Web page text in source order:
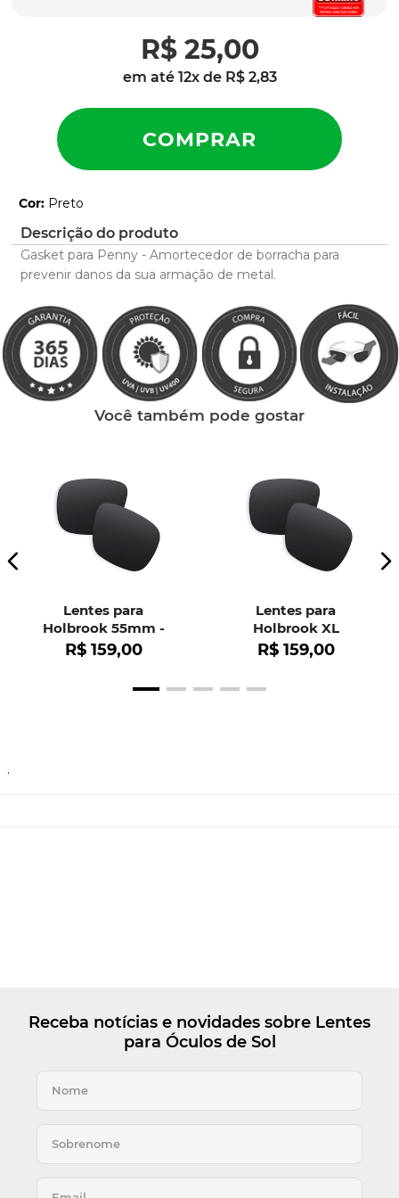
R$ 25,00
em até 12x de R$ 2,83
Cor: Preto
Descrição do produto
Gasket para Penny - Amortecedor de borracha para
prevenir danos da sua armação de metal.
Você também pode gostar
Lentes para
Holbrook 55mm -
OO9102
R$ 159,00
Lentes para
Holbrook XL
R$ 159,00
.
Receba notícias e novidades sobre Lentes
para Óculos de Sol